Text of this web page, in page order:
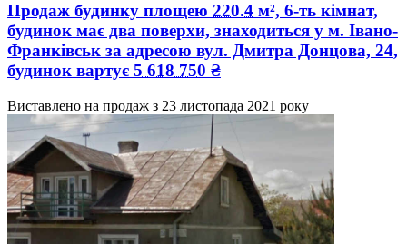
Продаж будинку площею 220.4 м², 6-ть кімнат,
будинок має два поверхи, знаходиться у м. Івано-
Франківськ за адресою вул. Дмитра Донцова, 24,
будинок вартує 5 618 750 ₴
Виставлено на продаж з 23 листопада 2021 року